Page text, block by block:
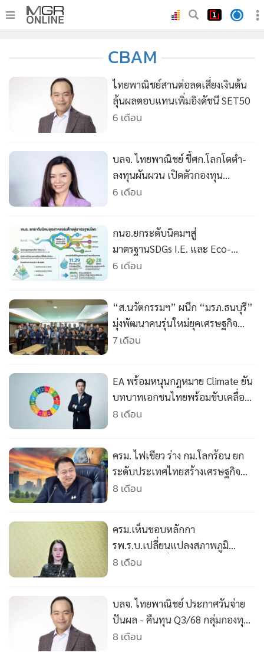
•
Online Section
บันเทิง
• ผู้จัดการรายวัน
คอลัมนิสต์
• CbizReview
Cyber BIZ
ผู้จัดกวน
Good health & Well-being
• Green Innovation & SD
• Management & HR
• MGR Live
• Infographic
• การเมือง
• ท่องเที่ยว
กีฬา
ต่างประเทศ
• Special Scoop
• เศรษฐกิจ-ธุรกิจ
• จีน
• ชุมชน-คุณภาพชีวิต
• อาชญากรรม
• Motoring
เกม
วิทยาศาสตร์
• SMEs
• หุ้น
กองทุนรวม
Celeb Online
CBAM
ไทยพาณิชย์สานต่อลดเสี่ยงเงินต้น
ลุ้นผลตอบแทนเพิ่มอิงดัชนี SET50
6 เดือน
บลจ. ไทยพาณิชย์ ชี้ศก.โลกโตต่ำ-
ลงทุนผันผวน เปิดตัวกองทุน
SCBCR1YADชูกลยุทธ์ลงทุนตราสาร
6 เดือน
กนอ.ยกระดับนิคมฯสู่
มาตรฐานSDGs I.E. และ Eco-
Efficiency ก้าวสู่เป้าความเป็นกลาง
6 เดือน
“ส.นวัตกรรมฯ” ผนึก “มรภ.ธนบุรี”
มุ่งพัฒนาคนรุ่นใหม่ยุคเศรษฐกิจ
คาร์บอนต่ำ
7 เดือน
EA พร้อมหนุนกฎหมาย Climate ยัน
บทบาทเอกชนไทยพร้อมขับเคลื่อน
สู่ Net Zero
8 เดือน
ครม. ไฟเขียว ร่าง กม.โลกร้อน ยก
ระดับประเทศไทยสร้างเศรษฐกิจ
คาร์บอนต่ำ รับมือโลกเดือด
8 เดือน
ครม.เห็นชอบหลักกา
รพ.ร.บ.เปลี่ยนแปลงสภาพภูมิ
อากาศ ขับเคลื่อนไทยสู่ศก.คาร์บอน
8 เดือน
บลจ. ไทยพาณิชย์ ประกาศวันจ่าย
ปันผล - คืนทุน Q3/68 กลุ่มกองทุ
นอสังหาฯ – อินฟราฯ
8 เดือน